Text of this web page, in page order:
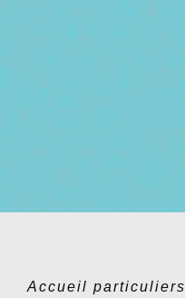
Accueil particuliers